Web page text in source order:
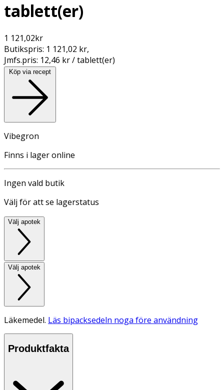
tablett(er)
1 121,02kr
Butikspris: 1 121,02 kr,
Jmfs.pris: 12,46 kr / tablett(er)
Köp via recept
Vibegron
Finns i lager online
Ingen vald butik
Välj för att se lagerstatus
Välj apotek
Välj apotek
Läkemedel. Läs bipacksedeln noga före användning
Produktfakta